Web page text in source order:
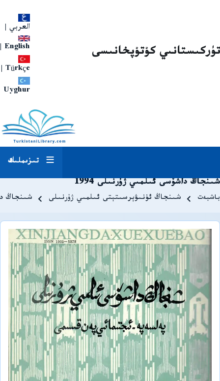
العربي |
English
|
Türkçe
|
Uyghur
تۈركىستانىي كۇتۇپخانىسى
تىزىملىك
شىنجاڭ داشۆسى ئىلمىي ژۇرنىلى 1994
Breadcrumb
باشبەت شىنجاڭ ئۇنىۋېرسىتېتى ئىلمىي ژۇرنىلى شىنجاڭ